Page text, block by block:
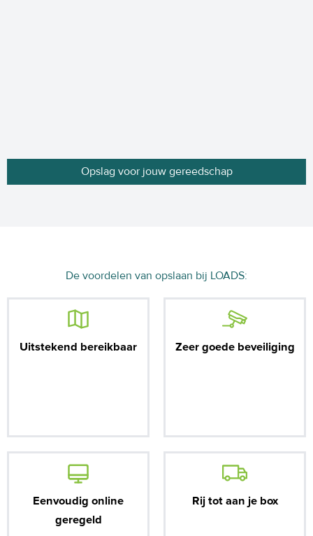
Opslag voor jouw gereedschap
De voordelen van opslaan bij LOADS:
Uitstekend bereikbaar Zeer goede beveiliging
Eenvoudig online
geregeld
Rij tot aan je box